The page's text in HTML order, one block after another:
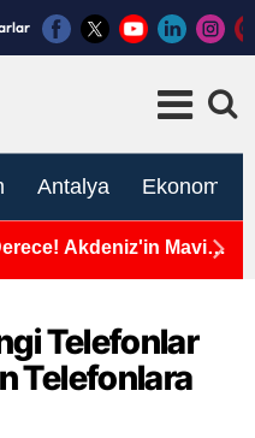
Antalya Ekonomi
Akdeniz'in Mavi
Telefonlar
Telefonlara